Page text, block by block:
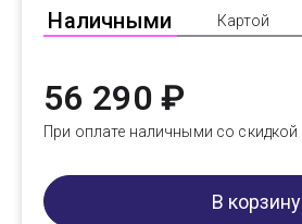
Наличными Картой
56 290 ₽
При оплате наличными со скидкой
В корзину